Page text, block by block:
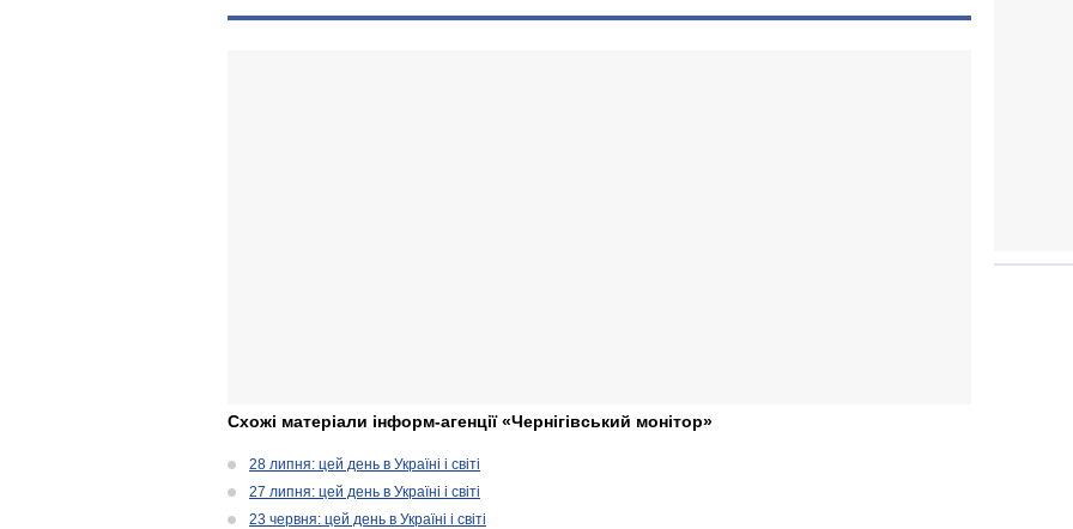
Схожі матеріали інформ-агенції «Чернігівський монітор»
28 липня: цей день в Україні і світі
27 липня: цей день в Україні і світі
23 червня: цей день в Україні і світі